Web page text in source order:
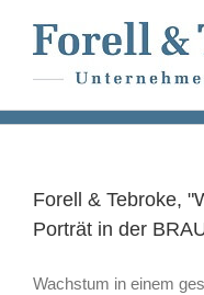
content
Forell & Tebroke,
Porträt in der
Wachstum in einem